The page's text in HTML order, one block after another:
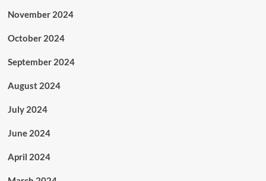
November 2024
October 2024
September 2024
August 2024
July 2024
June 2024
April 2024